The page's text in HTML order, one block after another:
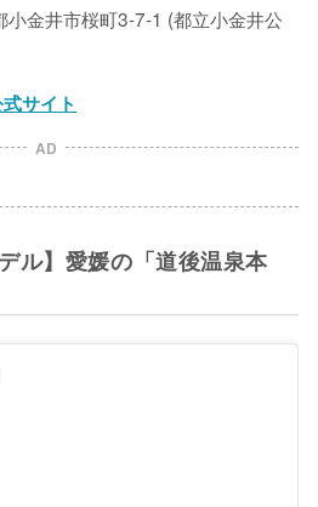
金井市桜町3-7-1 (都立小金井公
サイト
AD
ル】愛媛の「道後温泉本